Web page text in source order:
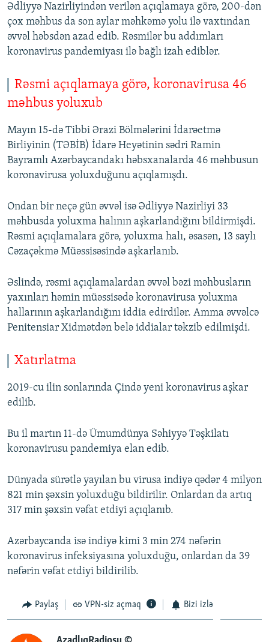
Ədliyyə Nazirliyindən verilən açıqlamaya görə, 200-dən
çox məhbus da son aylar məhkəmə yolu ilə vaxtından
əvvəl həbsdən azad edib. Rəsmilər bu addımları
koronavirus pandemiyası ilə bağlı izah ediblər.
Rəsmi açıqlamaya görə, koronavirusa 46
məhbus yoluxub
Mayın 15-də Tibbi Ərazi Bölmələrini İdarəetmə
Birliyinin (TƏBİB) İdarə Heyətinin sədri Ramin
Bayramlı Azərbaycandakı həbsxanalarda 46 məhbusun
koronavirusa yoluxduğunu açıqlamışdı.
Ondan bir neçə gün əvvəl isə Ədliyyə Nazirliyi 33
məhbusda yoluxma halının aşkarlandığını bildirmişdi.
Rəsmi açıqlamalara görə, yoluxma halı, əsasən, 13 saylı
Cəzaçəkmə Müəssisəsində aşkarlanıb.
Əslində, rəsmi açıqlamalardan əvvəl bəzi məhbusların
yaxınları həmin müəssisədə koronavirusa yoluxma
hallarının aşkarlandığını iddia edirdilər. Amma əvvəlcə
Penitensiar Xidmətdən belə iddialar təkzib edilmişdi.
Xatırlatma
2019-cu ilin sonlarında Çində yeni koronavirus aşkar
edilib.
Bu il martın 11-də Ümumdünya Səhiyyə Təşkilatı
koronavirusu pandemiya elan edib.
Dünyada sürətlə yayılan bu virusa indiyə qədər 4 milyon
821 min şəxsin yoluxduğu bildirilir. Onlardan da artıq
317 min şəxsin vəfat etdiyi açıqlanıb.
Azərbaycanda isə indiyə kimi 3 min 274 nəfərin
koronavirus infeksiyasına yoluxduğu, onlardan da 39
nəfərin vəfat etdiyi bildirilib.
Paylaş VPN-siz açmaq Bizi izlə